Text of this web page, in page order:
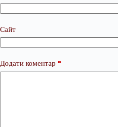
Сайт
Додати коментар *